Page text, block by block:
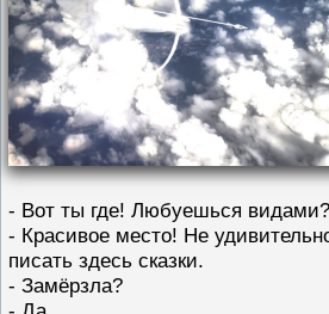
- Вот ты где! Любуешься видами?
- Красивое место! Не
писать здесь сказки.
- Замёрзла?